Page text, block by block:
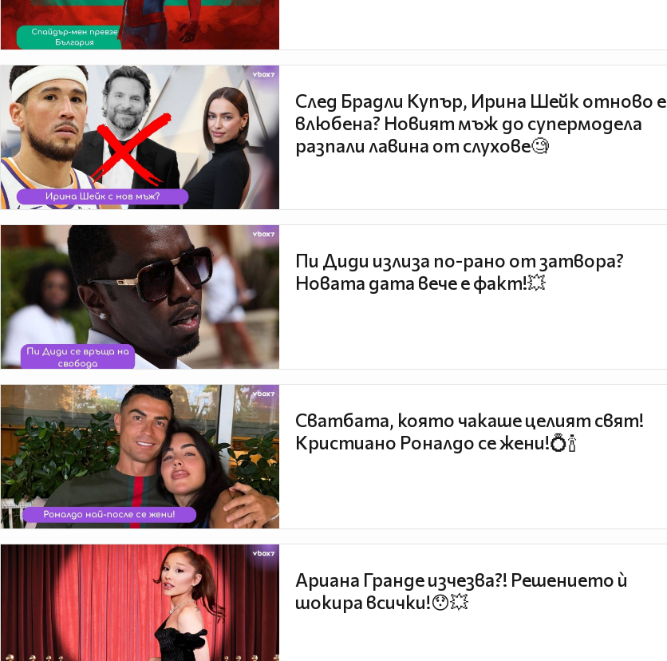
След Брадли Купър, Ирина Шейк отново е
влюбена? Новият мъж до супермодела
разпали лавина от слухове🧐
Пи Диди излиза по-рано от затвора?
Новата дата вече е факт!💥
Сватбата, която чакаше целият свят!
Кристиано Роналдо се жени!💍🍾
Ариана Гранде изчезва?! Решението ѝ
шокира всички!😯💥